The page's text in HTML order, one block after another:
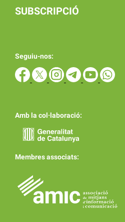
SUBSCRIPCIÓ
Seguiu-nos:
Amb la col·laboració:
Membres associats: